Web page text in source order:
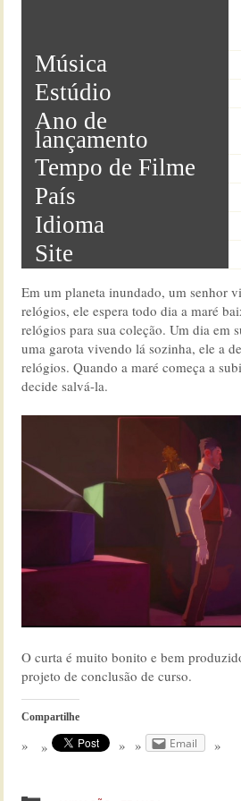
Música
Estúdio
Ano de
lançamento
Tempo de Filme
País
Idioma
Site
Em um planeta inundado, um senhor
relógios, ele espera todo dia a maré
relógios para sua coleção. Um dia em
uma garota vivendo lá sozinha, ele a
relógios. Quando a maré começa a
decide salvá-la.
O curta é muito bonito e bem
projeto de conclusão de curso.
Compartilhe
Email